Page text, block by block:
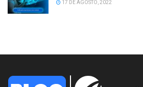
17 DE AGOSTO, 2022